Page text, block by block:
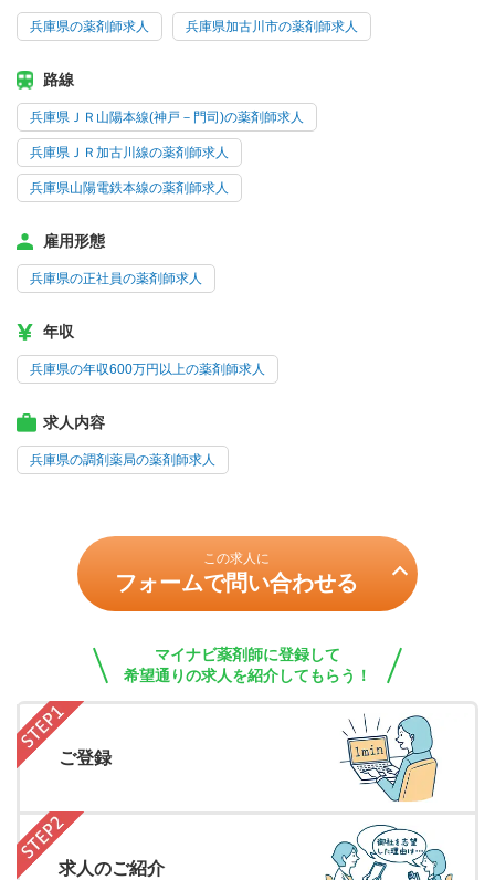
兵庫県の薬剤師求人 兵庫県加古川市の薬剤師求人
路線
兵庫県ＪＲ山陽本線(神戸－門司)の薬剤師求人
兵庫県ＪＲ加古川線の薬剤師求人
兵庫県山陽電鉄本線の薬剤師求人
雇用形態
兵庫県の正社員の薬剤師求人
年収
兵庫県の年収600万円以上の薬剤師求人
求人内容
兵庫県の調剤薬局の薬剤師求人
この求人に
フォームで問い合わせる
マイナビ薬剤師に登録して
希望通りの求人を紹介してもらう！
ご登録
求人のご紹介